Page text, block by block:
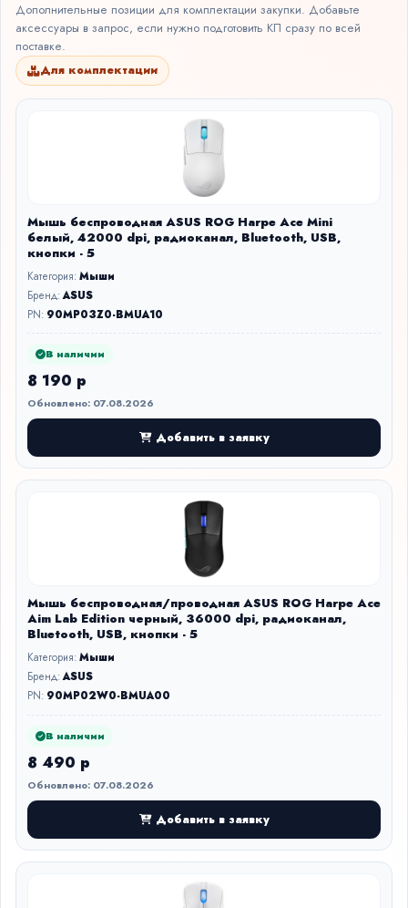
Дополнительные позиции для комплектации закупки. Добавьте
аксессуары в запрос, если нужно подготовить КП сразу по всей
поставке.
Для комплектации
Мышь беспроводная ASUS ROG Harpe Ace Mini
белый, 42000 dpi, радиоканал, Bluetooth, USB,
кнопки - 5
Категория:Мыши
Бренд:ASUS
PN: 90MP03Z0-BMUA10
В наличии
8 190 р
Обновлено: 07.08.2026
Добавить в заявку
Мышь беспроводная/проводная ASUS ROG Harpe Ace
Aim Lab Edition черный, 36000 dpi, радиоканал,
Bluetooth, USB, кнопки - 5
Категория:Мыши
Бренд:ASUS
PN: 90MP02W0-BMUA00
В наличии
8 490 р
Обновлено: 07.08.2026
Добавить в заявку